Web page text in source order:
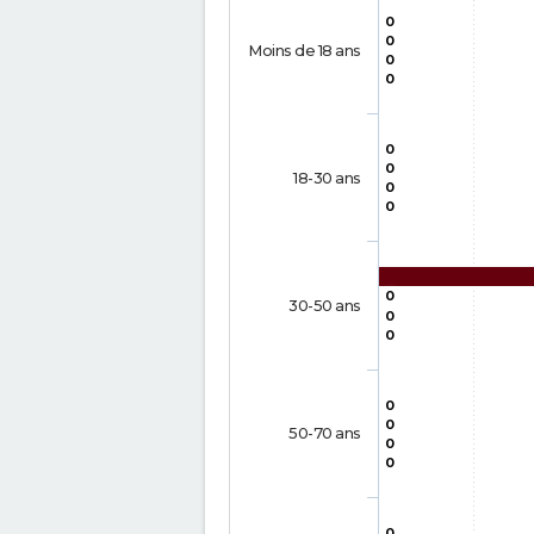
0
0
0
0
0
0
0
0
0
0
0
0
0
0
0
Moins de 18 ans
18-30 ans
30-50 ans
50-70 ans